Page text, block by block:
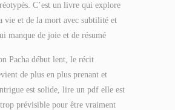
C’est un livre qui explore
vie et de la mort avec subtilité et
manque de joie et de résumé
Pacha début lent, le récit
de plus en plus prenant et
est solide, lire un pdf elle est
prévisible pour être vraiment